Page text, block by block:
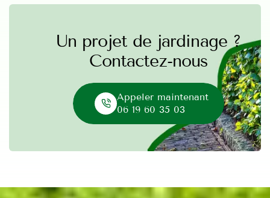
Un projet de jardinage ?
Contactez-nous
Appeler maintenant
06 19 60 35 03